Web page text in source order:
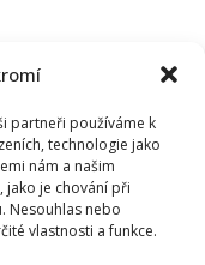
partneři používáme k
technologie jako
nám a našim
je chování při
Nesouhlas nebo
vlastnosti a funkce.